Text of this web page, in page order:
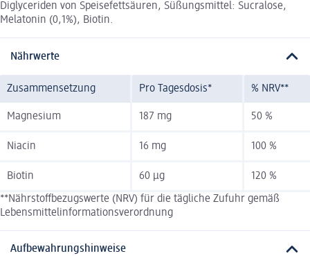
Diglyceriden von Speisefettsäuren, Süßungsmittel: Sucralose,
Melatonin (0,1%), Biotin.
Nährwerte
Zusammensetzung Pro Tagesdosis* % NRV**
Magnesium 187 mg 50 %
Niacin 16 mg 100 %
Biotin 60 µg 120 %
**Nährstoffbezugswerte (NRV) für die tägliche Zufuhr gemäß
Lebensmittelinformationsverordnung
Aufbewahrungshinweise